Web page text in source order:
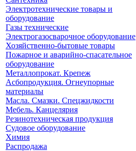
Электротехнические товары и
оборудование
Газы технические
Электрогазосварочное оборудование
Хозяйственно-бытовые товары
Пожарное и аварийно-спасательное
оборудование
Металлопрокат. Крепеж
Асбопродукция. Огнеупорные
материалы
Масла. Смазки. Спецжидкости
Мебель. Канцелярия
Резинотехническая продукция
Судовое оборудование
Химия
Распродажа